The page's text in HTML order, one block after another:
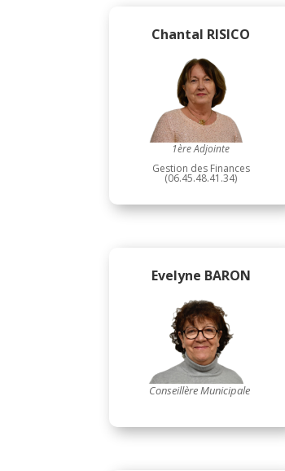
Chantal RISICO
1ère Adjointe
Gestion des Finances
(06.45.48.41.34)
Evelyne BARON
Conseillère Municipale